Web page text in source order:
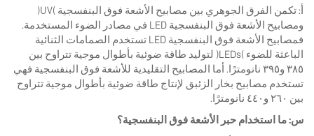
أ: تكمن الفرق الجوهري بين مصابيح الأشعة فوق البنفسجية (UV)
ومصابيح الأشعة فوق البنفسجية LED في مصادر الضوء المستخدمة.
فمصابيح الأشعة فوق البنفسجية LED تستخدم الصمامات الثنائية
الباعثة للضوء (LEDs) لتوليد طاقة ضوئية بأطوال موجية تتراوح بين
٣٨٥ و٣٩٥ نانومترًا. أما المصابيح التقليدية للأشعة فوق البنفسجية فهي
تستخدم مصابيح بخار الزئبق لإنتاج طاقة ضوئية بأطوال موجية تتراوح
بين ٢٦٠ و٤٤٠ نانومترًا.
س: ما استخدام حبر الأشعة فوق البنفسجية؟